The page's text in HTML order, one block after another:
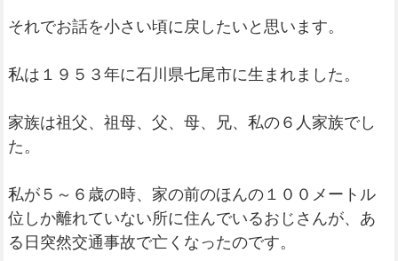
それでお話を小さい頃に戻したいと思います。
私は１９５３年に石川県七尾市に生まれました。
家族は祖父、祖母、父、母、兄、私の６人家族でし
た。
私が５～６歳の時、家の前のほんの１００メートル
位しか離れていない所に住んでいるおじさんが、あ
る日突然交通事故で亡くなったのです。